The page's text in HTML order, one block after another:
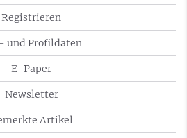
Registrieren
und Profildaten
E-Paper
Newsletter
Artikel